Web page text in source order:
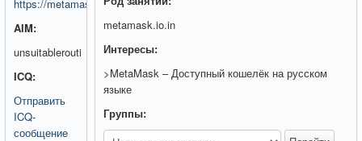
https://metamask.io.in/
AIM:
unsuitablerouti
ICQ:
Отправить
ICQ-
сообщение
metamask.io.in
Интересы:
>MetaMask – Доступный кошелёк на русском
языке
Группы: